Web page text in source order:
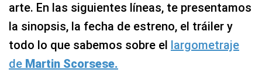
arte. En las siguientes líneas, te presentamos
la sinopsis, la fecha de estreno, el tráiler y
todo lo que sabemos sobre el largometraje
de Martin Scorsese.